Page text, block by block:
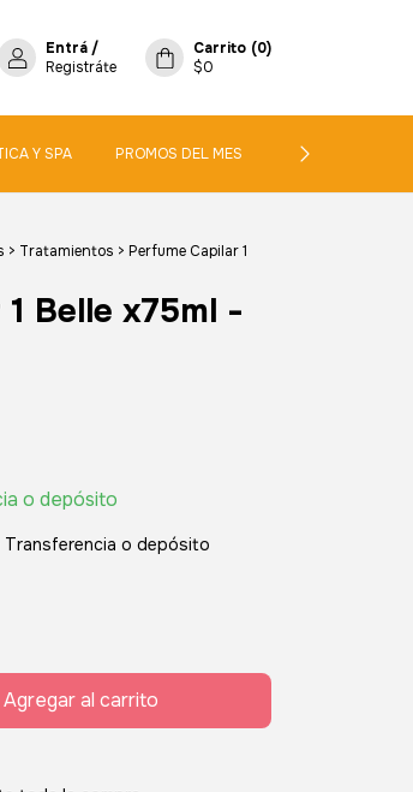
Entrá /
Registráte
Carrito (0)
$0
Y SPA PROMOS DEL MES PERFUME Y
> Tratamientos > Perfume Capilar 1
Belle x75ml -
o depósito
o depósito